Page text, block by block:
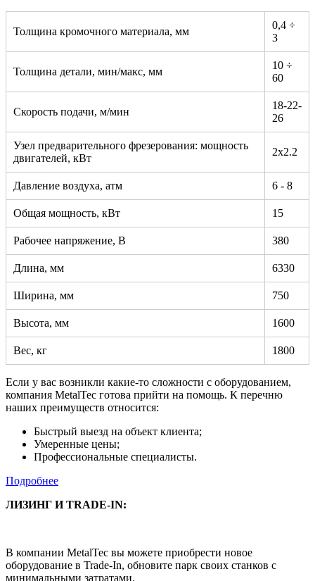
Толщина кромочного материала, мм
0,4 ÷
3
Толщина детали, мин/макс, мм
10 ÷
60
Скорость подачи, м/мин
18-22-
26
Узел предварительного фрезерования: мощность
двигателей, кВт
2х2.2
Давление воздуха, атм 6 - 8
Общая мощность, кВт 15
Рабочее напряжение, В 380
Длина, мм 6330
Ширина, мм 750
Высота, мм 1600
Вес, кг 1800
Если у вас возникли какие-то сложности с оборудованием,
компания MetalTec готова прийти на помощь. К перечню
наших преимуществ относится:
Быстрый выезд на объект клиента;
Умеренные цены;
Профессиональные специалисты.
Подробнее
ЛИЗИНГ И TRADE-IN:
В компании MetalTec вы можете приобрести новое
оборудование в Trade-In, обновите парк своих станков с
минимальными затратами.